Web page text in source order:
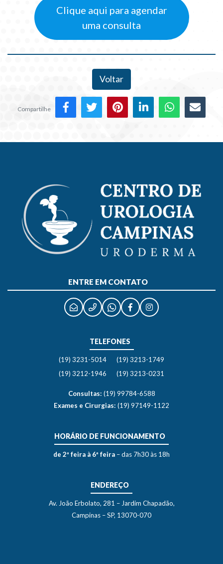
Clique aqui para agendar
uma consulta
Voltar
Compartilhe
ENTRE EM CONTATO
TELEFONES
(19) 3231-5014
(19) 3212-1946
(19) 3213-1749
(19) 3213-0231
Consultas: (19) 99784-6588
Exames e Cirurgias: (19) 97149-1122
HORÁRIO DE FUNCIONAMENTO
de 2ª feira à 6ª feira – das 7h30 às 18h
ENDEREÇO
Av. João Erbolato, 281 – Jardim Chapadão,
Campinas – SP, 13070-070